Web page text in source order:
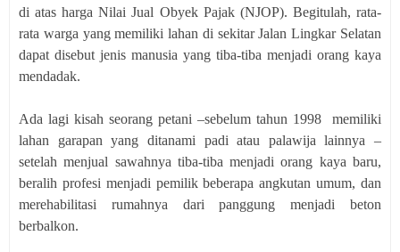
di atas harga Nilai Jual Obyek Pajak (NJOP). Begitulah, rata-
rata warga yang memiliki lahan di sekitar Jalan Lingkar Selatan
dapat disebut jenis manusia yang tiba-tiba menjadi orang kaya
mendadak.
Ada lagi kisah seorang petani –sebelum tahun 1998 memiliki
lahan garapan yang ditanami padi atau palawija lainnya –
setelah menjual sawahnya tiba-tiba menjadi orang kaya baru,
beralih profesi menjadi pemilik beberapa angkutan umum, dan
merehabilitasi rumahnya dari panggung menjadi beton
berbalkon.